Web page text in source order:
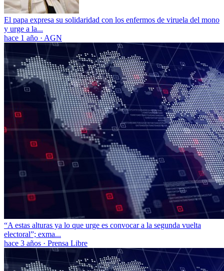
El papa expresa su solidaridad con los enfermos de viruela del mono
y urge a la...
hace 1 año · AGN
“A estas alturas ya lo que urge es convocar a la segunda vuelta
electoral”; exma...
hace 3 años · Prensa Libre